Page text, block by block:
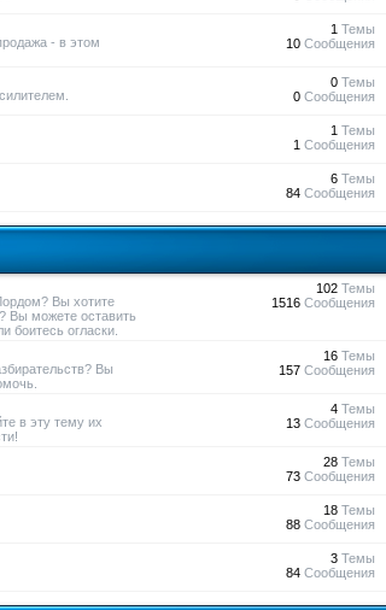
- в этом
1 Темы
10Сообщения
0Темы
0Сообщения
1 Темы
1 Сообщения
6Темы
84Сообщения
Вы хотите
Вы можете оставить
боитесь огласки.
102Темы
1516Сообщения
Вы
16Темы
157Сообщения
в эту тему их
4Темы
13Сообщения
28Темы
73Сообщения
18Темы
88Сообщения
3Темы
84Сообщения